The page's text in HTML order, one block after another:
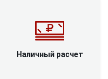
Наличный расчет